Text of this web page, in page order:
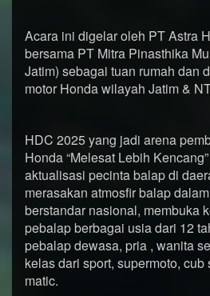
Acara ini digelar oleh PT Astra
bersama PT Mitra Pinasthika
Jatim) sebagai tuan rumah dan
motor Honda wilayah Jatim &
HDC 2025 yang jadi arena
Honda “Melesat Lebih
aktualisasi pecinta balap di
merasakan atmosfir balap
berstandar nasional, membuka
pebalap berbagai usia dari 12
pebalap dewasa, pria , wanita
kelas dari sport, supermoto, cub
matic.